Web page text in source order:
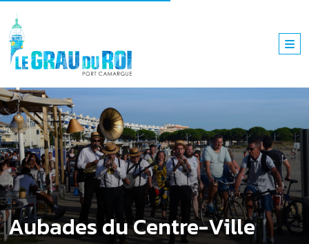
Aubades du Centre-Ville